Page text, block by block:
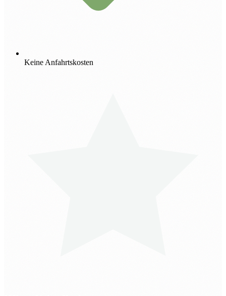
Keine Anfahrtskosten